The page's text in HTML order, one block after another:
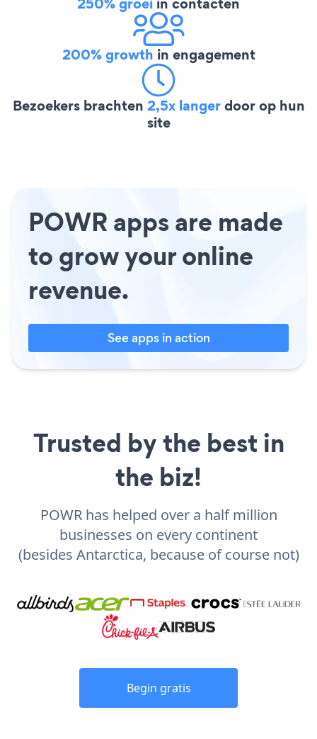
200% growth in engagement
Bezoekers brachten 2,5x langerdoor op hun
site
POWR apps are made
to grow your online
revenue.
See apps in action
Trusted by the best in
the biz!
POWR has helped over a half million
businesses on every continent
(besides Antarctica, because of course not)
Begin gratis